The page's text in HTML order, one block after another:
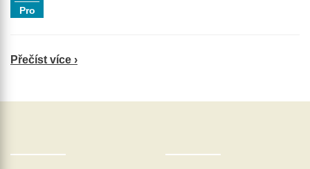
Pro
Přečíst více ›